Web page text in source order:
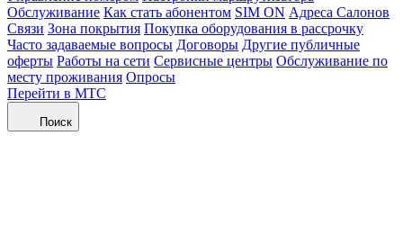
Обслуживание Как стать абонентом SIM ON Адреса Салонов
Связи Зона покрытия Покупка оборудования в рассрочку
Часто задаваемые вопросы Договоры Другие публичные
оферты Работы на сети Сервисные центры Обслуживание по
месту проживания Опросы
Перейти в МТС
Поиск